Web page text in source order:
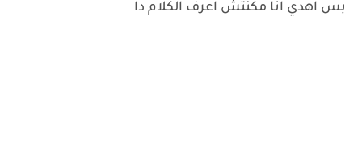
بس اهدي انا مكنتش اعرف الكلام دا